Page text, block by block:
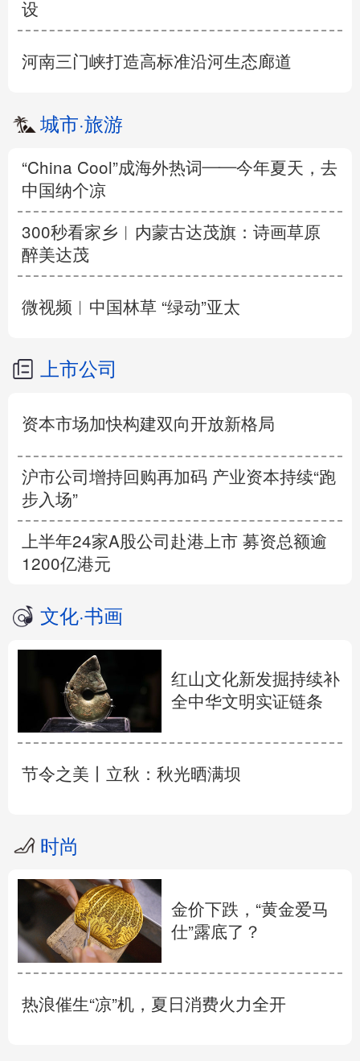
设
河南三门峡打造高标准沿河生态廊道
城市·旅游
“China Cool”成海外热词——今年夏天，去
中国纳个凉
300秒看家乡︱内蒙古达茂旗：诗画草原
醉美达茂
微视频︱中国林草 “绿动”亚太
上市公司
资本市场加快构建双向开放新格局
沪市公司增持回购再加码 产业资本持续“跑
步入场”
上半年24家A股公司赴港上市 募资总额逾
1200亿港元
文化·书画
红山文化新发掘持续补
全中华文明实证链条
节令之美丨立秋：秋光晒满坝
时尚
金价下跌，“黄金爱马
仕”露底了？
热浪催生“凉”机，夏日消费火力全开